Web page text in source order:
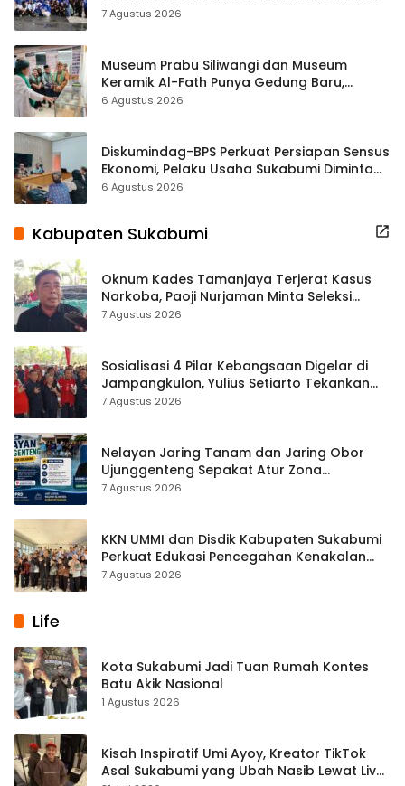
ASRI Lewat Aksi Bersih Masjid Agung
7 Agustus 2026
Museum Prabu Siliwangi dan Museum
Keramik Al-Fath Punya Gedung Baru,
Hampir 500 Koleksi Dipisahkan
6 Agustus 2026
Diskumindag-BPS Perkuat Persiapan Sensus
Ekonomi, Pelaku Usaha Sukabumi Diminta
Terbuka Beri Data
6 Agustus 2026
Kabupaten Sukabumi
Oknum Kades Tamanjaya Terjerat Kasus
Narkoba, Paoji Nurjaman Minta Seleksi
Calon Kades Diperketat
7 Agustus 2026
Sosialisasi 4 Pilar Kebangsaan Digelar di
Jampangkulon, Yulius Setiarto Tekankan
Pentingnya Persatuan
7 Agustus 2026
Nelayan Jaring Tanam dan Jaring Obor
Ujunggenteng Sepakat Atur Zona
Penangkapan
7 Agustus 2026
KKN UMMI dan Disdik Kabupaten Sukabumi
Perkuat Edukasi Pencegahan Kenakalan
Remaja di SMPN 2 Tegalbuleud
7 Agustus 2026
Life
Kota Sukabumi Jadi Tuan Rumah Kontes
Batu Akik Nasional
1 Agustus 2026
Kisah Inspiratif Umi Ayoy, Kreator TikTok
Asal Sukabumi yang Ubah Nasib Lewat Live